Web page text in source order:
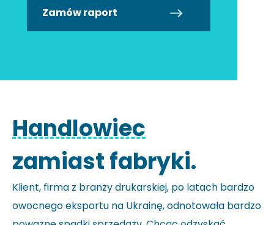
Zamów raport
Handlowiec
zamiast fabryki.
Klient, firma z branży drukarskiej, po latach bardzo
owocnego eksportu na Ukrainę, odnotowała bardzo